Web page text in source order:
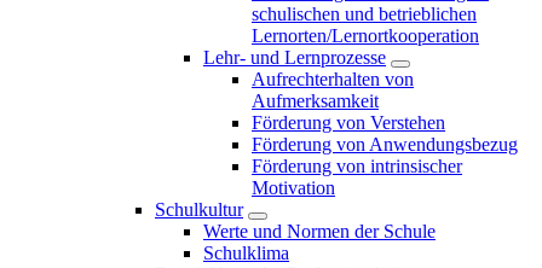
schulischen und betrieblichen
Lernorten/Lernortkooperation
Lehr- und Lernprozesse
Aufrechterhalten von
Aufmerksamkeit
Förderung von Verstehen
Förderung von Anwendungsbezug
Förderung von intrinsischer
Motivation
Schulkultur
Werte und Normen der Schule
Schulklima